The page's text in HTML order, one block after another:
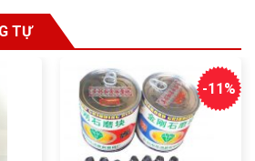
TỰ
-11%